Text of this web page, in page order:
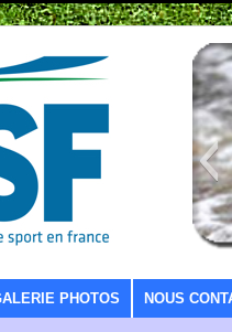
PHOTOS NOUS